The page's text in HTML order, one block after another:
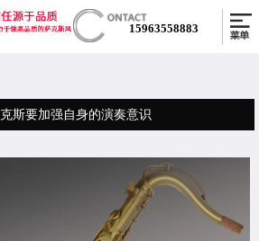
15963558883
斯要加强自身的演奏意识